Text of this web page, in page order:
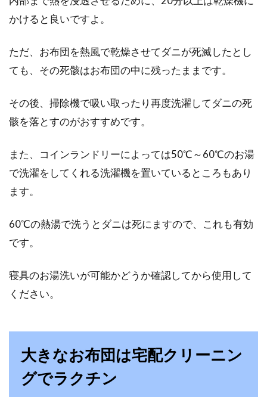
かけると良いですよ。
ただ、お布団を熱風で乾燥させてダニが死滅したとし
ても、その死骸はお布団の中に残ったままです。
その後、掃除機で吸い取ったり再度洗濯してダニの死
骸を落とすのがおすすめです。
また、コインランドリーによっては50℃～60℃のお湯
で洗濯をしてくれる洗濯機を置いているところもあり
ます。
60℃の熱湯で洗うとダニは死にますので、これも有効
です。
寝具のお湯洗いが可能かどうか確認してから使用して
ください。
大きなお布団は宅配クリーニン
グでラクチン